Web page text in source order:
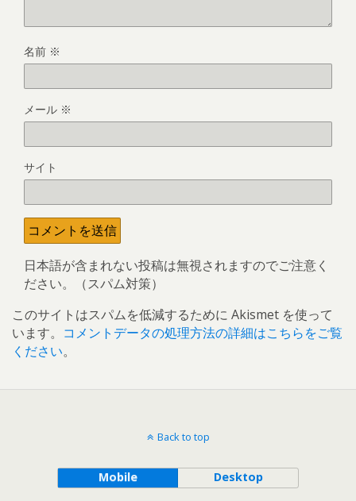
名前 ※
メール ※
サイト
日本語が含まれない投稿は無視されますのでご注意く
ださい。（スパム対策）
このサイトはスパムを低減するために Akismet を使って
います。 コメントデータの処理方法の詳細はこちらをご覧
ください。
Back to top
Mobile Desktop